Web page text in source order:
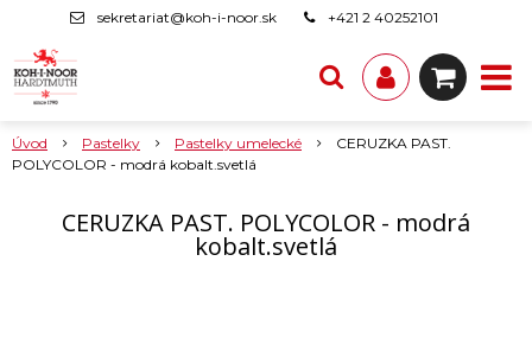
sekretariat@koh-i-noor.sk +421 2 40252101
Úvod Pastelky Pastelky umelecké
CERUZKA PAST.
POLYCOLOR - modrá kobalt.svetlá
CERUZKA PAST. POLYCOLOR - modrá
kobalt.svetlá